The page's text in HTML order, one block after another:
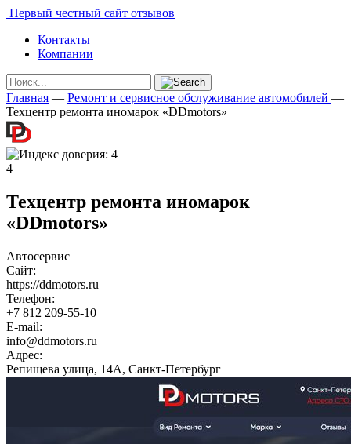
Первый честный сайт отзывов
Контакты
Компании
Главная — Ремонт и сервисное обслуживание автомобилей —
Техцентр ремонта иномарок «DDmotors»
4
Техцентр ремонта иномарок
«DDmotors»
Автосервис
Сайт:
https://ddmotors.ru
Телефон:
+7 812 209-55-10
E-mail:
info@ddmotors.ru
Адрес:
Репищева улица, 14А, Санкт-Петербург